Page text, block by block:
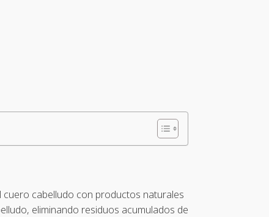
cuero cabelludo con productos naturales
eliminando residuos acumulados de